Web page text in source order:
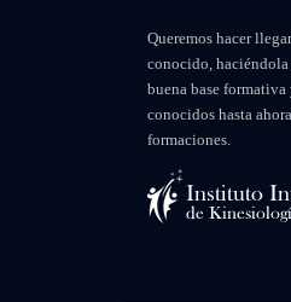
Queremos hacer
conocido, haciéndola
buena base
conocidos hasta
formaciones.